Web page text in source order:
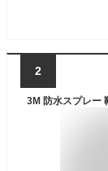
2